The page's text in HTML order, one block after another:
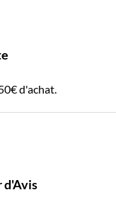
d'achat.
d'Avis